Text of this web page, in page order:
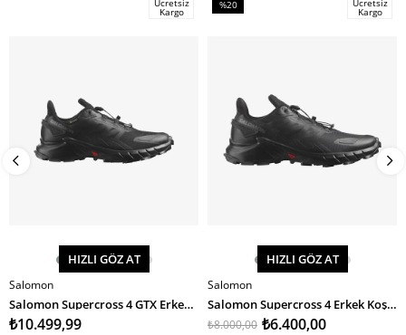
SEPETE EKLE
Ücretsiz
Kargo
HIZLI GÖZ AT
Salomon
Salomon Supercross 4 GTX Erkek Koşu Ayakkabısı
₺10.499,99
SEPETE EKLE
%20
Ücretsiz
Kargo
HIZLI GÖZ AT
Salomon
Salomon Supercross 4 Erkek Koşu Ayakkabısı
₺6.400,00
₺8.000,00